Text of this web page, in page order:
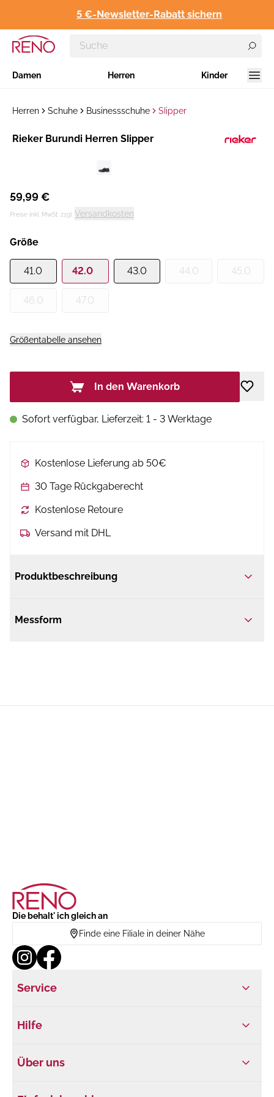
5 €-Newsletter-Rabatt sichern
Damen Herren Kinder
Herren Schuhe Businessschuhe Slipper
Hersteller:
​Rieker Burundi Herren Slipper
59,99 €
Preise inkl. MwSt. zzgl. Versandkosten
Größe
41.0 42.0 43.0 44.0 45.0
46.0 47.0
Größentabelle ansehen
In den Warenkorb
Sofort verfügbar, Lieferzeit: 1 - 3 Werktage
Kostenlose Lieferung ab 50€
30 Tage Rückgaberecht
Kostenlose Retoure
Versand mit DHL
Produktbeschreibung
Messform
Die behalt' ich gleich an
Finde eine Filiale in deiner Nähe
Service
Hilfe
Über uns